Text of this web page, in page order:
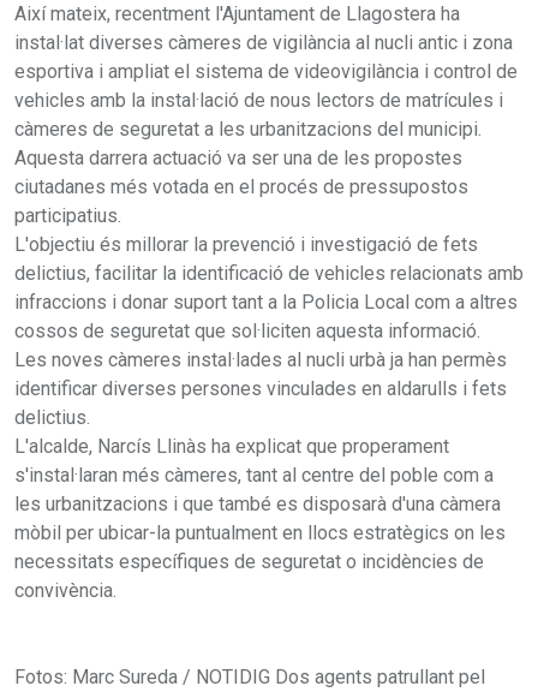
Així mateix, recentment l'Ajuntament de Llagostera ha
instal·lat diverses càmeres de vigilància al nucli antic i zona
esportiva i ampliat el sistema de videovigilància i control de
vehicles amb la instal·lació de nous lectors de matrícules i
càmeres de seguretat a les urbanitzacions del municipi.
Aquesta darrera actuació va ser una de les propostes
ciutadanes més votada en el procés de pressupostos
participatius.
L'objectiu és millorar la prevenció i investigació de fets
delictius, facilitar la identificació de vehicles relacionats amb
infraccions i donar suport tant a la Policia Local com a altres
cossos de seguretat que sol·liciten aquesta informació.
Les noves càmeres instal·lades al nucli urbà ja han permès
identificar diverses persones vinculades en aldarulls i fets
delictius.
L'alcalde, Narcís Llinàs ha explicat que properament
s'instal·laran més càmeres, tant al centre del poble com a
les urbanitzacions i que també es disposarà d'una càmera
mòbil per ubicar-la puntualment en llocs estratègics on les
necessitats específiques de seguretat o incidències de
convivència.
Fotos: Marc Sureda / NOTIDIG Dos agents patrullant pel